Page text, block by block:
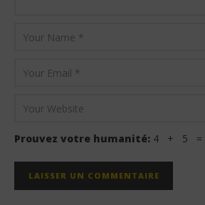
Prouvez votre humanité: 4 + 5 =